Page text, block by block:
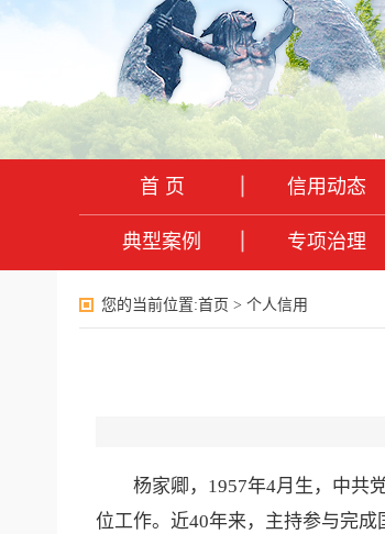
首 页 信用动态
典型案例 专项治理
您的当前位置:首页 > 个人信用
杨家卿，1957年4月生，中共党
位工作。近40年来，主持参与完